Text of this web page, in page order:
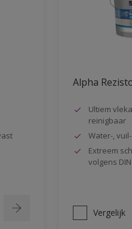
Alpha
Ultiem
reinigbaar
Water-,
Extreem
volgens DIN
Vergelijk